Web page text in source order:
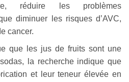
réduire les problèmes
diminuer les risques d’AVC,
cancer.
que les jus de fruits sont une
la recherche indique que
et leur teneur élevée en